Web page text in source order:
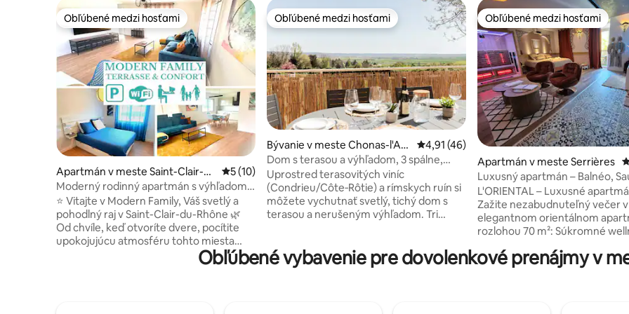
Obľúbené medzi hosťami
Obľúbené medzi hosťami
Apartmán v meste Saint-Clair-du
-Rhône
Priemerné ohodnotenie 5 z 5, počet hodnotení: 10
5 (10)
Moderný rodinný apartmán s výhľadom
na Pilat – klimatizácia a parkovanie
NOVINKA
⭐ Vitajte v Modern Family, Váš svetlý a
pohodlný raj v Saint-Clair-du-Rhône 🌿
Od chvíle, keď otvoríte dvere, pocítite
upokojujúcu atmosféru tohto miesta
veľkosti King, ktoré by sa hodili aj do tých
Obľúbené medzi hosťami
Obľúbené medzi hosťami
Bývanie v meste Chonas-l'Am
ballan
Priemerné ohodnotenie 4,91 z 5, počet
4,91 (46)
Dom s terasou a výhľadom, 3 spálne,
neďaleko Viedne
Uprostred terasovitých viníc
(Condrieu/Côte‑Rôtie) a rímskych ruín si
môžete vychutnať svetlý, tichý dom s
terasou a nerušeným výhľadom. Tri
s priateľmi, rodinou alebo pri práci na
diaľku. Wi-Fi (pripojenie 4G), priestory
Obľúbené medzi hosťami
Obľúbené medzi hosťami
Apartmán v meste Serrières
Luxusný apartmán – Balnéo,
Súkromný Hammam
L'ORIENTAL – Luxusné
Zažite nezabudnuteľný večer
elegantnom orientálnom
rozlohou 70 m²: Súkromné wellness,
hammam difúzorom, masážne
stôl, videoprojektor, hviezdna
Obľúbené vybavenie pre dovolenkové prenájmy v